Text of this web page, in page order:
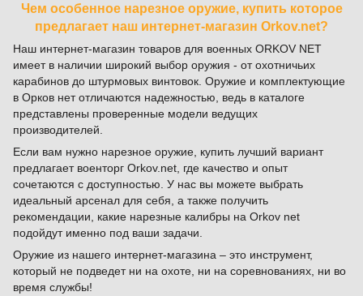
Чем особенное нарезное оружие, купить которое
предлагает наш интернет-магазин Orkov.net?
Наш интернет-магазин товаров для военных ORKOV NET
имеет в наличии широкий выбор оружия - от охотничьих
карабинов до штурмовых винтовок. Оружие и комплектующие
в Орков нет отличаются надежностью, ведь в каталоге
представлены проверенные модели ведущих
производителей.
Если вам нужно нарезное оружие, купить лучший вариант
предлагает военторг Orkov.net, где качество и опыт
сочетаются с доступностью. У нас вы можете выбрать
идеальный арсенал для себя, а также получить
рекомендации, какие нарезные калибры на Orkov net
подойдут именно под ваши задачи.
Оружие из нашего интернет-магазина – это инструмент,
который не подведет ни на охоте, ни на соревнованиях, ни во
время службы!